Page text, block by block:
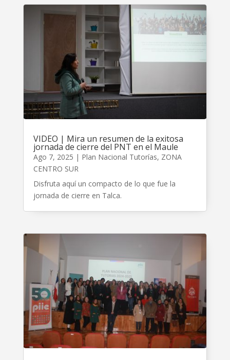
VIDEO | Mira un resumen de la exitosa
jornada de cierre del PNT en el Maule
Ago 7, 2025 | Plan Nacional Tutorías, ZONA
CENTRO SUR
Disfruta aquí un compacto de lo que fue la
jornada de cierre en Talca.